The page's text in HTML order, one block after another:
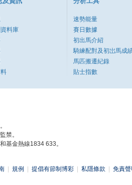
料庫
速勢能量
賽日數據
初出馬介紹
騎練配對及初岀馬成
馬匹搬遷紀錄
貼士指數
禁。
基金熱線1834 633。
規例 提倡有節制博彩 私隱條款 免責聲